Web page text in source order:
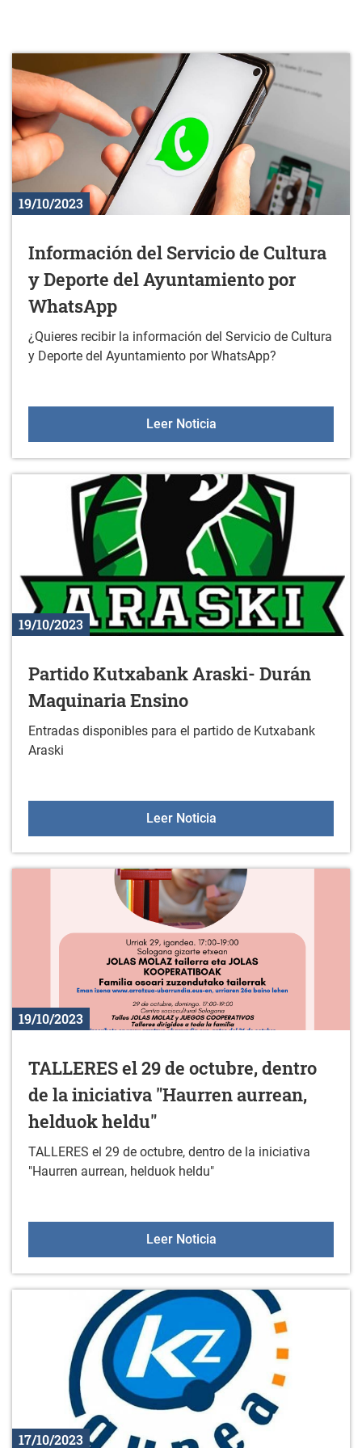
19/10/2023
Información del Servicio de Cultura
y Deporte del Ayuntamiento por
WhatsApp
¿Quieres recibir la información del Servicio de Cultura
y Deporte del Ayuntamiento por WhatsApp?
Leer NoticiaInformación del Servicio
19/10/2023
Partido Kutxabank Araski- Durán
Maquinaria Ensino
Entradas disponibles para el partido de Kutxabank
Araski
Leer NoticiaPartido Kutxabank
19/10/2023
TALLERES el 29 de octubre, dentro
de la iniciativa "Haurren aurrean,
helduok heldu"
TALLERES el 29 de octubre, dentro de la iniciativa
"Haurren aurrean, helduok heldu"
Leer NoticiaTALLERES el 29 de
17/10/2023